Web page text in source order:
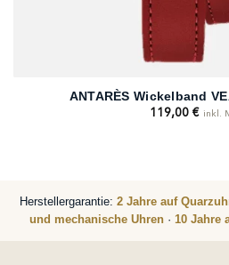
ANTARÈS Wickelband
119,00 € inkl.
Herstellergarantie: 2 Jahre auf
und mechanische Uhren · 10 Jahre